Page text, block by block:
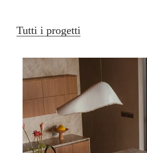
Tutti i progetti